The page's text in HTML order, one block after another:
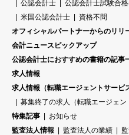
公認会計士
公認会計士試験合
米国公認会計士
資格不問
オフィシャルパートナーからのリリ
会計ニュースピックアップ
公認会計士におすすめの書籍の記事
求人情報
求人情報（転職エージェントサービ
募集終了の求人（転職エージェン
特集記事
お知らせ
監査法人情報
監査法人の業績